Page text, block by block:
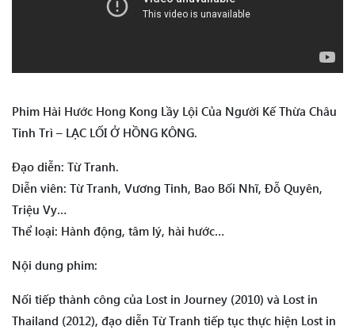
Phim Hài Hước Hong Kong Lầy Lội Của Người Kế Thừa Châu
Tinh Trì – LẠC LỐI Ở HỒNG KÔNG.
Đạo diễn: Từ Tranh.
Diễn viên: Từ Tranh, Vương Tinh, Bao Bối Nhĩ, Đỗ Quyên,
Triệu Vy…
Thể loại: Hành động, tâm lý, hài hước…
Nội dung phim:
Nối tiếp thành công của Lost in Journey (2010) và Lost in
Thailand (2012), đạo diễn Từ Tranh tiếp tục thực hiện Lost in